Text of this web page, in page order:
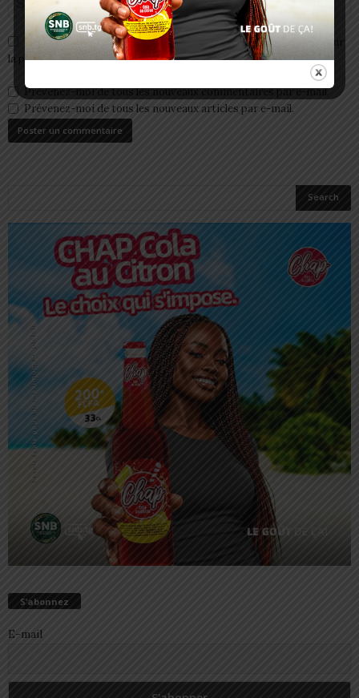
Enregistrer mon nom, email et site web dans ce navigateur pour
la prochaine fois que je commenterai.
Prévenez-moi de tous les nouveaux commentaires par e-mail.
Prévenez-moi de tous les nouveaux articles par e-mail.
S’abonnez
E-mail